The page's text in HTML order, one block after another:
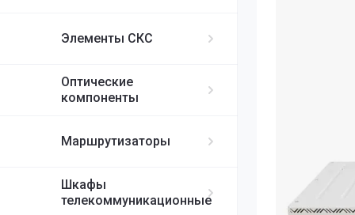
Элементы СКС
Оптические
компоненты
Маршрутизаторы
Шкафы
телекоммуникационные